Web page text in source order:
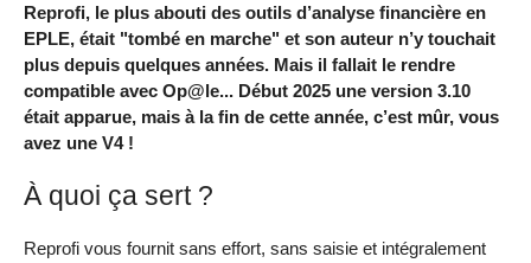
Reprofi, le plus abouti des outils d’analyse financière en
EPLE, était "tombé en marche" et son auteur n’y touchait
plus depuis quelques années. Mais il fallait le rendre
compatible avec Op@le... Début 2025 une version 3.10
était apparue, mais à la fin de cette année, c’est mûr, vous
avez une V4 !
À quoi ça sert ?
Reprofi vous fournit sans effort, sans saisie et intégralement